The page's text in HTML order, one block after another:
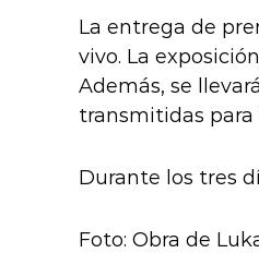
La entrega de
vivo. La
Además, se
transmitidas para
Durante los tres
Foto: Obra de